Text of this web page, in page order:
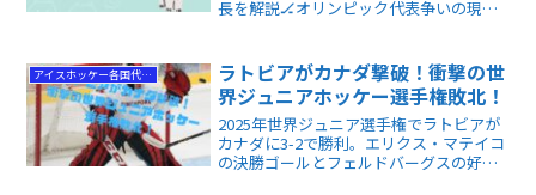
長を解説🏒オリンピック代表争いの現状
アイスホッケー各国代表情報
ラトビアがカナダ撃破！衝撃の世
界ジュニアホッケー選手権敗北！
2025年世界ジュニア選手権でラトビアが
カナダに3-2で勝利。エリクス・マテイコ
の決勝ゴールとフェルドバーグスの好守